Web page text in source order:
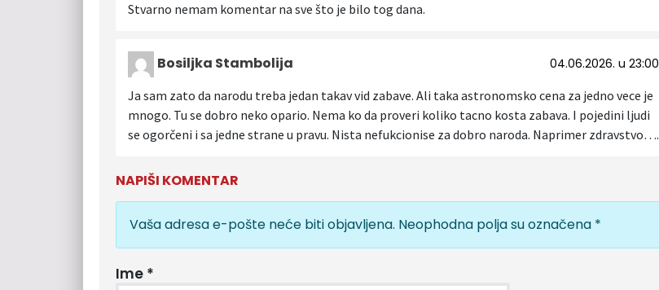
Stvarno nemam komentar na sve što je bilo tog dana.
Bosiljka Stambolija
04.06.2026. u 23:00
Ja sam zato da narodu treba jedan takav vid zabave. Ali taka astronomsko cena za jedno vece je
mnogo. Tu se dobro neko opario. Nema ko da proveri koliko tacno kosta zabava. I pojedini ljudi
se ogorčeni i sa jedne strane u pravu. Nista nefukcionise za dobro naroda. Naprimer zdravstvo….
NAPIŠI KOMENTAR
Vaša adresa e-pošte neće biti objavljena. Neophodna polja su označena *
Ime *